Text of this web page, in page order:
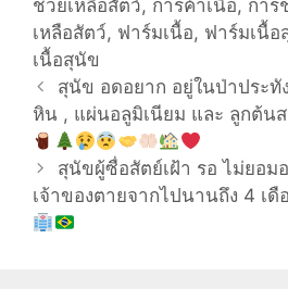
i
t
r
(
O
e
n
s
i
n
n
e
w
w
i
c
e
b
(
p
e
n
s
i
n
n
e
ช่วยเหลือสัตว์, การค้าเนื้อ, การ
เหลือสัตว์, ฟาร์มเนื้อ, ฟาร์มเนื้อ
เนื้อสุนัข
Post
navigation
สุนัข อดอยาก อยู่ในป่าประ
หิน , แผ่นอลูมิเนียม และ ลูกต้น
สุนัขผู้ซื่อสัตย์เฝ้า รอ ไม่ยอม
เจ้าของตายจากไปนานถึง 4 เดื